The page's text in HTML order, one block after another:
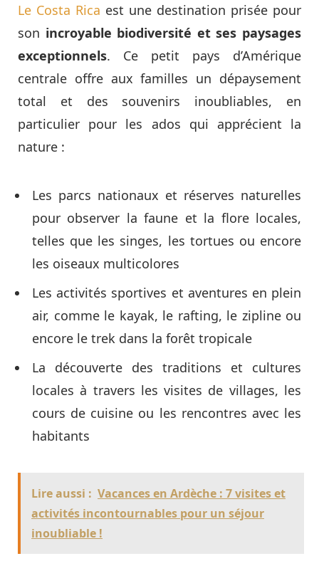
Le Costa Rica est une destination prisée pour
son incroyable biodiversité et ses paysages
exceptionnels. Ce petit pays d’Amérique
centrale offre aux familles un dépaysement
total et des souvenirs inoubliables, en
particulier pour les ados qui apprécient la
nature :
Les parcs nationaux et réserves naturelles
pour observer la faune et la flore locales,
telles que les singes, les tortues ou encore
les oiseaux multicolores
Les activités sportives et aventures en plein
air, comme le kayak, le rafting, le zipline ou
encore le trek dans la forêt tropicale
La découverte des traditions et cultures
locales à travers les visites de villages, les
cours de cuisine ou les rencontres avec les
habitants
Lire aussi : Vacances en Ardèche : 7 visites et
activités incontournables pour un séjour
inoubliable !